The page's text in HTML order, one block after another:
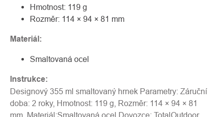
Hmotnost: 119 g
Rozměr: 114 × 94 × 81 mm
Materiál:
Smaltovaná ocel
Instrukce:
Designový 355 ml smaltovaný hrnek Parametry: Záruční
doba: 2 roky, Hmotnost: 119 g, Rozměr: 114 × 94 × 81
mm, Materiál:Smaltovaná ocel Dovozce: TotalOutdoor